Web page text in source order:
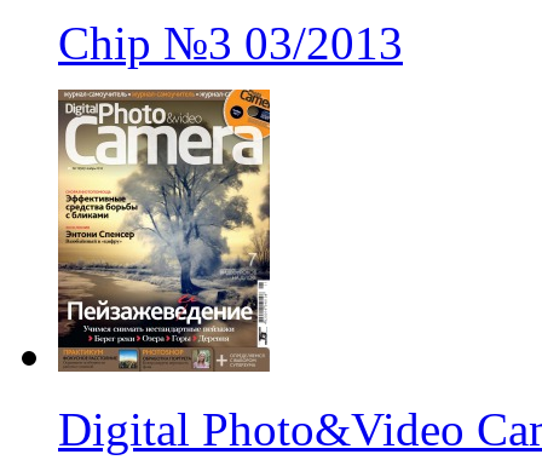
Chip №3 03/2013
Digital Photo&Video